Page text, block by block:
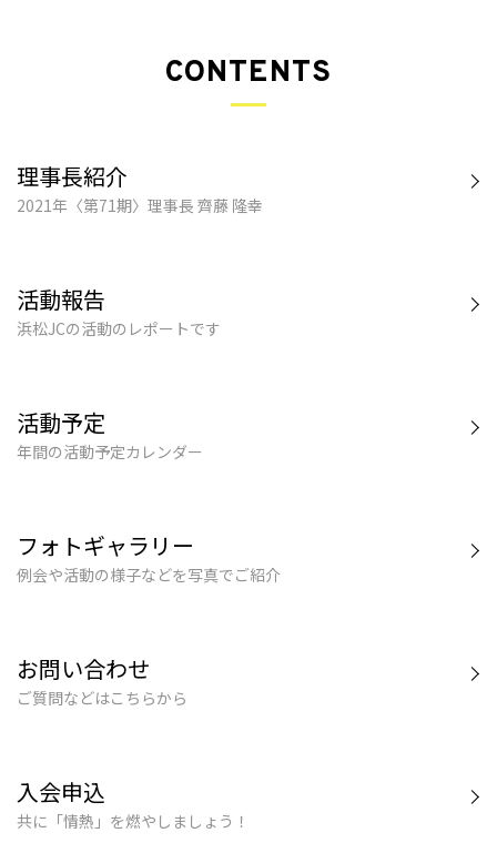
CONTENTS
理事長紹介
2021年〈第71期〉理事長 齊藤 隆幸
活動報告
浜松JCの活動のレポートです
活動予定
年間の活動予定カレンダー
フォトギャラリー
例会や活動の様子などを写真でご紹介
お問い合わせ
ご質問などはこちらから
入会申込
共に「情熱」を燃やしましょう！